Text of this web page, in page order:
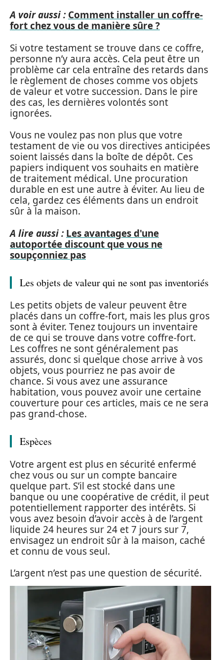
A voir aussi : Comment installer un coffre-
fort chez vous de manière sûre ?
Si votre testament se trouve dans ce coffre,
personne n’y aura accès. Cela peut être un
problème car cela entraîne des retards dans
le règlement de choses comme vos objets
de valeur et votre succession. Dans le pire
des cas, les dernières volontés sont
ignorées.
Vous ne voulez pas non plus que votre
testament de vie ou vos directives anticipées
soient laissés dans la boîte de dépôt. Ces
papiers indiquent vos souhaits en matière
de traitement médical. Une procuration
durable en est une autre à éviter. Au lieu de
cela, gardez ces éléments dans un endroit
sûr à la maison.
A lire aussi : Les avantages d'une
autoportée discount que vous ne
soupçonniez pas
Les objets de valeur qui ne sont pas inventoriés
Les petits objets de valeur peuvent être
placés dans un coffre-fort, mais les plus gros
sont à éviter. Tenez toujours un inventaire
de ce qui se trouve dans votre coffre-fort.
Les coffres ne sont généralement pas
assurés, donc si quelque chose arrive à vos
objets, vous pourriez ne pas avoir de
chance. Si vous avez une assurance
habitation, vous pouvez avoir une certaine
couverture pour ces articles, mais ce ne sera
pas grand-chose.
Espèces
Votre argent est plus en sécurité enfermé
chez vous ou sur un compte bancaire
quelque part. S’il est stocké dans une
banque ou une coopérative de crédit, il peut
potentiellement rapporter des intérêts. Si
vous avez besoin d’avoir accès à de l’argent
liquide 24 heures sur 24 et 7 jours sur 7,
envisagez un endroit sûr à la maison, caché
et connu de vous seul.
L’argent n’est pas une question de sécurité.